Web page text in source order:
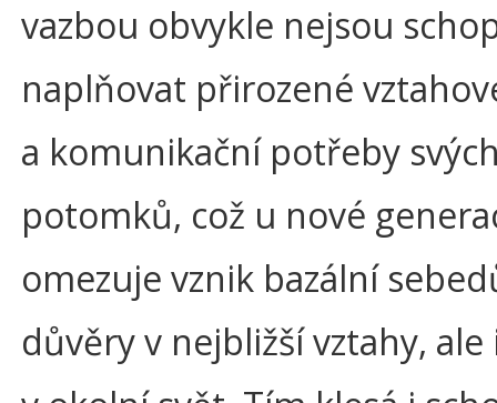
vazbou obvykle nejsou
naplňovat přirozené
a komunikační potřeby
potomků, což u nové
omezuje vznik bazální
důvěry v nejbližší vztahy,